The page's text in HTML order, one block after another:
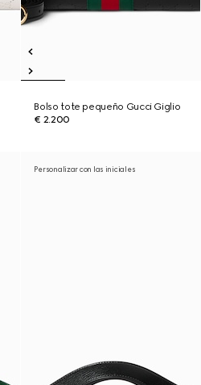
Bolso tote pequeño Gucci Giglio
€ 2.200
Personalizar con las iniciales